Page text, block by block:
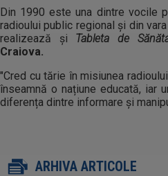
Din 1990 este una dintre vocile
radioului public regional și din
realizează și Tableta de
Craiova.
"Cred cu tărie în misiunea
înseamnă o națiune educată, iar
diferența dintre informare și
ARHIVA ARTICOLE